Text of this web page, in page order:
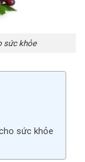
sức khỏe
sức khỏe